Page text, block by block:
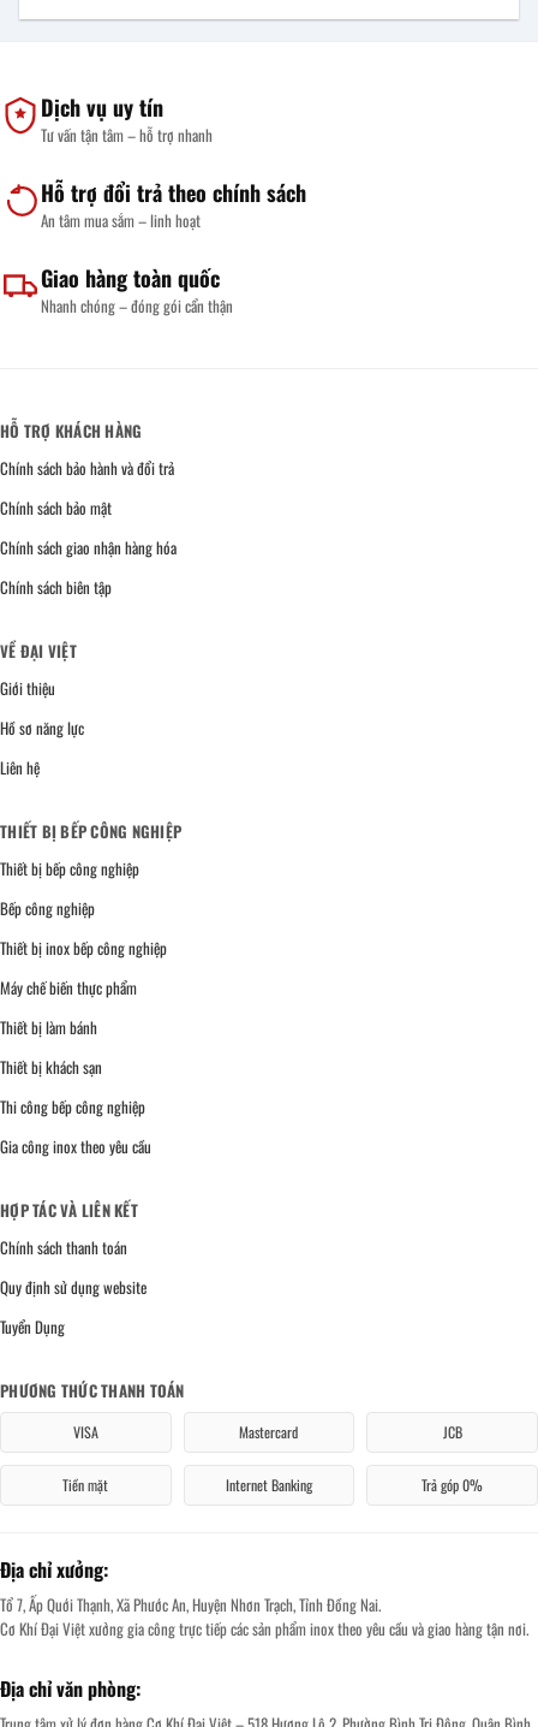
Dịch vụ uy tín
Tư vấn tận tâm – hỗ trợ nhanh
Hỗ trợ đổi trả theo chính sách
An tâm mua sắm – linh hoạt
Giao hàng toàn quốc
Nhanh chóng – đóng gói cẩn thận
HỖ TRỢ KHÁCH HÀNG
Chính sách bảo hành và đổi trả
Chính sách bảo mật
Chính sách giao nhận hàng hóa
Chính sách biên tập
VỀ ĐẠI VIỆT
Giới thiệu
Hồ sơ năng lực
Liên hệ
THIẾT BỊ BẾP CÔNG NGHIỆP
Thiết bị bếp công nghiệp
Bếp công nghiệp
Thiết bị inox bếp công nghiệp
Máy chế biến thực phẩm
Thiết bị làm bánh
Thiết bị khách sạn
Thi công bếp công nghiệp
Gia công inox theo yêu cầu
HỢP TÁC VÀ LIÊN KẾT
Chính sách thanh toán
Quy định sử dụng website
Tuyển Dụng
PHƯƠNG THỨC THANH TOÁN
VISA Mastercard JCB
Tiền mặt Internet Banking Trả góp 0%
Địa chỉ xưởng:
Tổ 7, Ấp Quới Thạnh, Xã Phước An, Huyện Nhơn Trạch, Tỉnh Đồng Nai.
Cơ Khí Đại Việt xưởng gia công trực tiếp các sản phẩm inox theo yêu cầu và giao hàng tận nơi.
Địa chỉ văn phòng: